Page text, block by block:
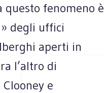
questo fenomeno è
degli uffici
aperti in
l’altro di
e